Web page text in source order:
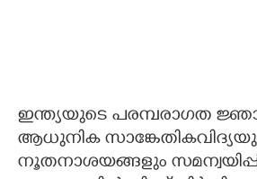
ഇന്ത്യയുടെ പരമ്പരാഗത
ആധുനിക
നൂതനാശയങ്ങളും